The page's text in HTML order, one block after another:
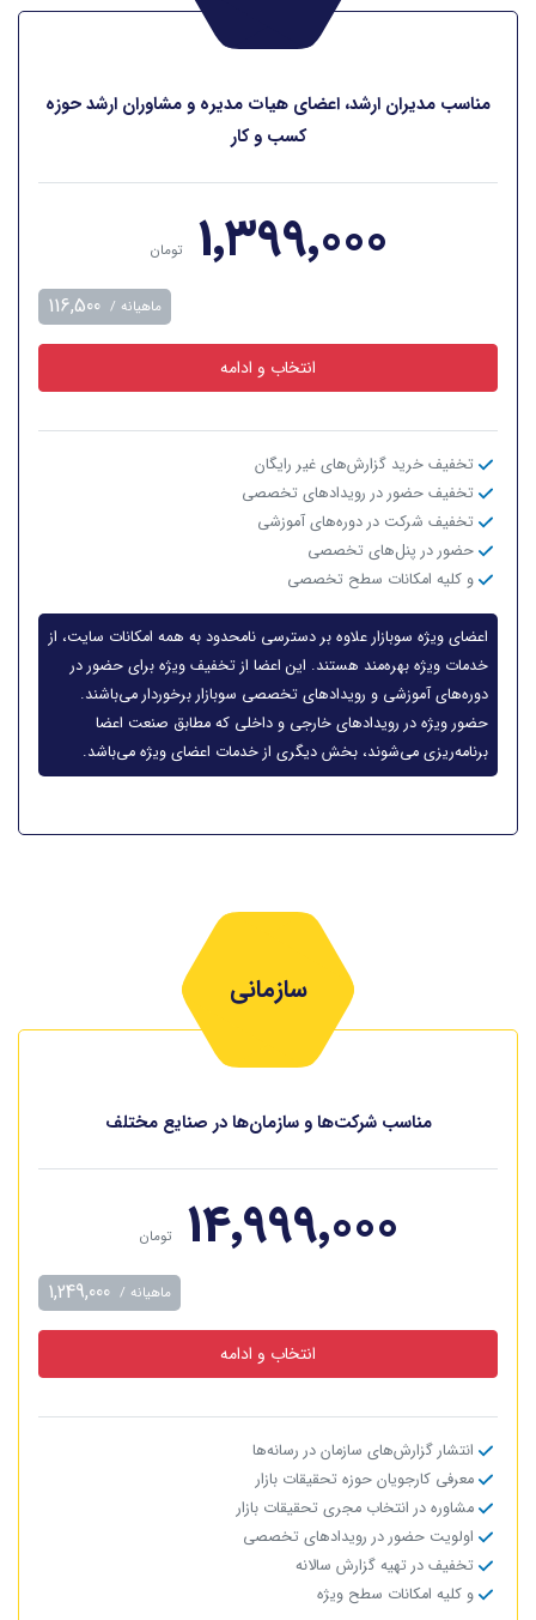
مناسب مدیران ارشد، اعضای هیات مدیره و مشاوران ارشد حوزه
کسب و کار
‎۱٬۳۹۹٬۰۰۰ تومان
ماهیانه / 116,500
انتخاب و ادامه
تخفیف خرید گزارش‌های غیر رایگان
تخفیف حضور در رویدادهای تخصصی
تخفیف شرکت در دوره‌های آموزشی
حضور در پنل‌های تخصصی
و کلیه امکانات سطح تخصصی
اعضای ویژه سوبازار علاوه بر دسترسی نامحدود به همه امکانات سایت، از
خدمات ویژه بهره‌مند هستند. این اعضا از تخفیف ویژه برای حضور در
دوره‌های آموزشی و رویدادهای تخصصی سوبازار برخوردار می‌باشند.
حضور ویژه در رویدادهای خارجی و داخلی که مطابق صنعت اعضا
برنامه‌ریزی می‌شوند، بخش دیگری از خدمات اعضای ویژه می‌باشد.
سازمانی
مناسب شرکت‌ها و سازمان‌ها در صنایع مختلف
‎۱۴٬۹۹۹٬۰۰۰ تومان
ماهیانه / 1,249,000
انتخاب و ادامه
انتشار گزارش‌های سازمان در رسانه‌ها
معرفی کارجویان حوزه تحقیقات بازار
مشاوره در انتخاب مجری تحقیقات بازار
اولویت حضور در رویدادهای تخصصی
تخفیف در تهیه گزارش سالانه
و کلیه امکانات سطح ویژه